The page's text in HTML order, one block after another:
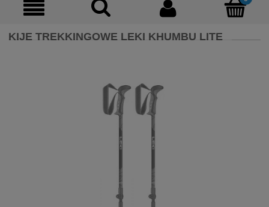
KIJE TREKKINGOWE LEKI KHUMBU LITE